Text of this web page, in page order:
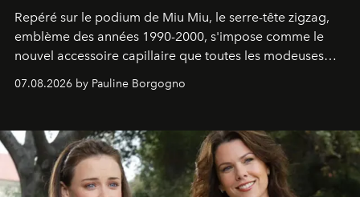
Repéré sur le podium de Miu Miu, le serre-tête zigzag,
emblème des années 1990-2000, s'impose comme le
nouvel accessoire capillaire que toutes les modeuses
s'arrachent déjà.
07.08.2026 by Pauline Borgogno